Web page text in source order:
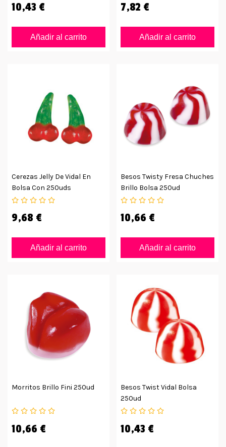
10,43 €
Añadir al carrito
7,82 €
Añadir al carrito
Cerezas Jelly De Vidal En
Bolsa Con 250uds
9,68 €
Añadir al carrito
Besos Twisty Fresa Chuches
Brillo Bolsa 250ud
10,66 €
Añadir al carrito
Morritos Brillo Fini 250ud
10,66 €
Besos Twist Vidal Bolsa
250ud
10,43 €